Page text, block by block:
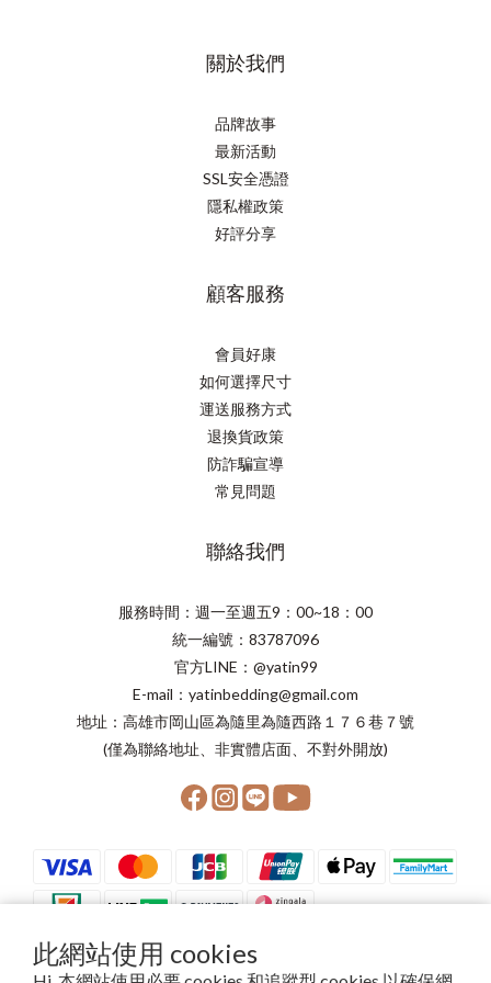
此網站使用 cookies
關於我們
品牌故事
最新活動
SSL安全憑證
隱私權政策
好評分享
顧客服務
會員好康
如何選擇尺寸
運送服務方式
退換貨政策
防詐騙宣導
常見問題
聯絡我們
服務時間：週一至週五9：00~18：00
統一編號：83787096
官方LINE：@yatin99
E-mail：yatinbedding@gmail.com
地址：高雄市岡山區為隨里為隨西路１７６巷７號
(僅為聯絡地址、非實體店面、不對外開放)